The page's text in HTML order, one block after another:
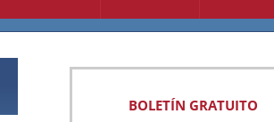
BOLETÍN GRATUITO